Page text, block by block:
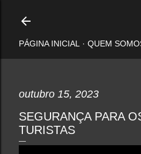
PÁGINA INICIAL QUEM
outubro 15, 2023
SEGURANÇA PARA
TURISTAS